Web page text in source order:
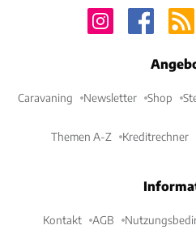
Caravaning Newsletter Shop
Themen A-Z Kreditrechner
Kontakt AGB